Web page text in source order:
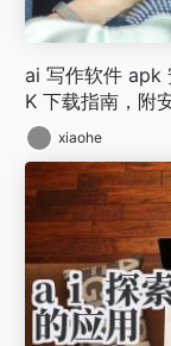
ai 写作软件 apk
K 下载指南，附
xiaohe